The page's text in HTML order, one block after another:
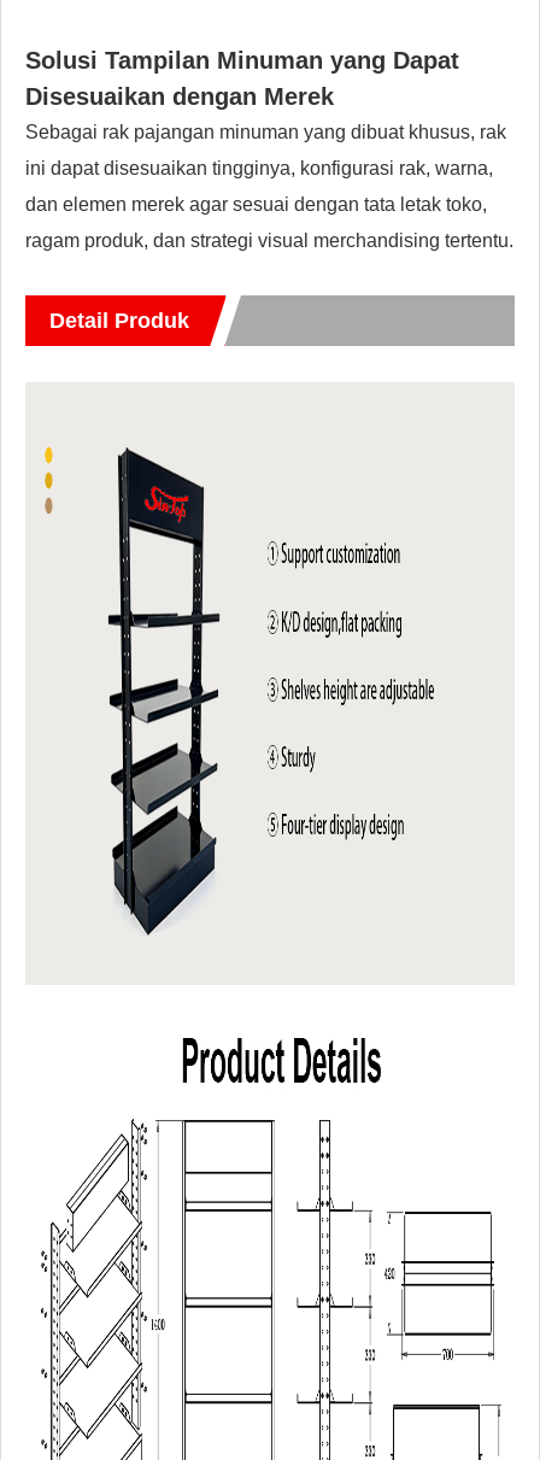
Solusi Tampilan Minuman yang Dapat
Disesuaikan dengan Merek
Sebagai rak pajangan minuman yang dibuat khusus, rak
ini dapat disesuaikan tingginya, konfigurasi rak, warna,
dan elemen merek agar sesuai dengan tata letak toko,
ragam produk, dan strategi visual merchandising tertentu.
Detail Produk